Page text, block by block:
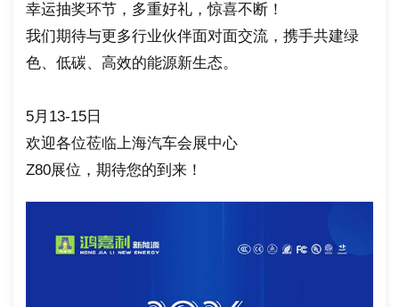
幸运抽奖环节，多重好礼，惊喜不断！
我们期待与更多行业伙伴面对面交流，携手共建绿
色、低碳、高效的能源新生态。
5月13-15日
欢迎各位莅临上海汽车会展中心
Z80展位，期待您的到来！